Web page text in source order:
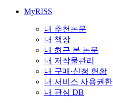
MyRISS
내 추천논문
내 책장
내 최근 본 논문
내 저작물관리
내 구매·신청 현황
내 서비스 사용권한
내 관심 DB